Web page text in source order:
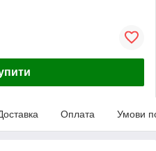
Оплата Умови